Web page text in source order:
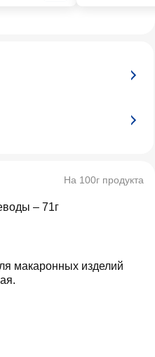
На 100г продукта
– 71г
макаронных изделий